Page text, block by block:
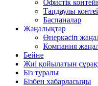
Офистік
Таңдаулы
Баспаналар
Жаңалықтар
Өнеркәсіп
Компания
Бейне
Жиі қойылатын
Біз туралы
Бізбен хабарласыңы